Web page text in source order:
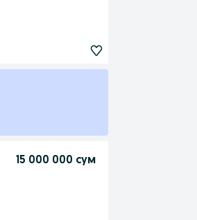
15 000 000 сум